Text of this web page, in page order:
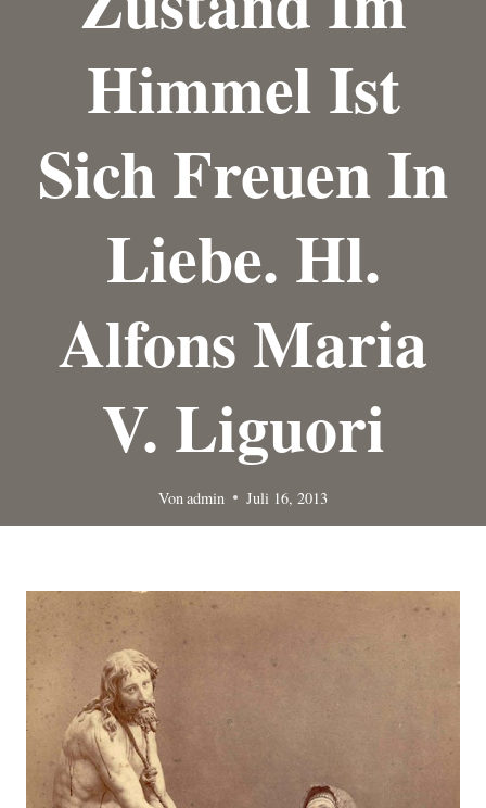
Himmel Ist
Sich Freuen In
Liebe. Hl.
Alfons Maria
V. Liguori
Von admin Juli 16, 2013